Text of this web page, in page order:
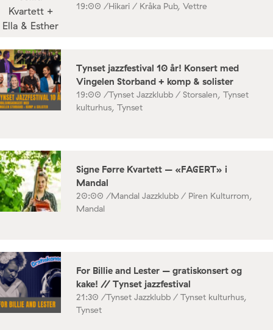
19:00 /Hikari / Kråka Pub, Vettre
Tynset jazzfestival 10 år! Konsert med
Vingelen Storband + komp & solister
19:00 /Tynset Jazzklubb / Storsalen, Tynset
kulturhus, Tynset
Signe Førre Kvartett – «FAGERT» i
Mandal
20:00 /Mandal Jazzklubb / Piren Kulturrom,
Mandal
For Billie and Lester – gratiskonsert og
kake! // Tynset jazzfestival
21:30 /Tynset Jazzklubb / Tynset kulturhus,
Tynset